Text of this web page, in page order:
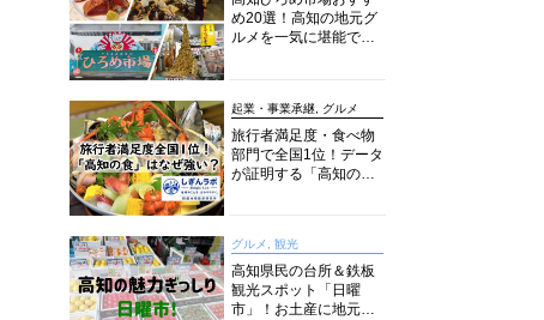
め20選！高知の地元グ
ルメを一気に堪能でき
起業・事業承継, グルメ
旅行者満足度・食べ物
部門で全国1位！データ
が証明する「高知の
グルメ, 観光
高知県民の台所＆鉄板
観光スポット「日曜
市」！お土産に地元野